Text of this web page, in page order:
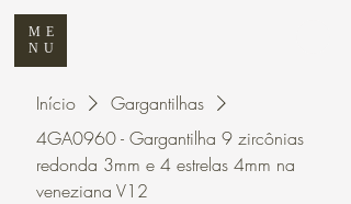
ME
NU
Início
Gargantilhas
4GA0960 - Gargantilha 9 zircônias
redonda 3mm e 4 estrelas 4mm na
veneziana V12